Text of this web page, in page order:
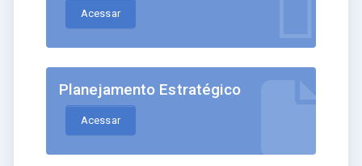
Acessar
Planejamento Estratégico
Acessar